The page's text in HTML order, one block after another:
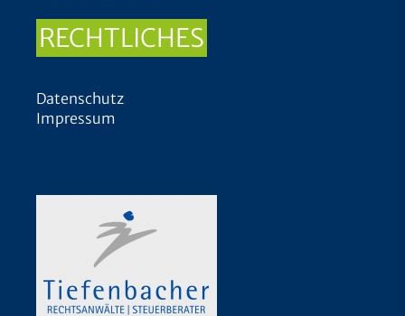
RECHTLICHES
Datenschutz
Impressum